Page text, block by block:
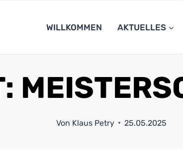
WILLKOMMEN AKTUELLES
Von Klaus Petry 25.05.2025